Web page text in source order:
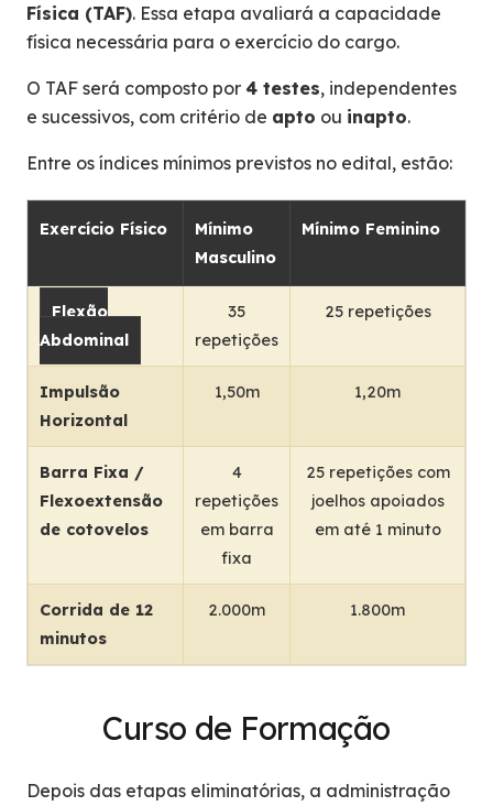
Física (TAF). Essa etapa avaliará a capacidade
física necessária para o exercício do cargo.
O TAF será composto por 4 testes, independentes
e sucessivos, com critério de apto ou inapto.
Entre os índices mínimos previstos no edital, estão:
Exercício Físico
Mínimo
Masculino
Mínimo Feminino
Flexão
Abdominal
35
repetições
25 repetições
Impulsão
Horizontal
1,50m 1,20m
Barra Fixa /
Flexoextensão
de cotovelos
4
repetições
em barra
fixa
25 repetições com
joelhos apoiados
em até 1 minuto
Corrida de 12
minutos
2.000m 1.800m
Curso de Formação
Depois das etapas eliminatórias, a administração